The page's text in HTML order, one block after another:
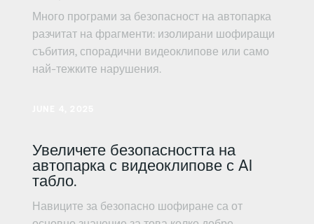
Много програми за безопасност на автопарка
разчитат на фрагменти: изолирани шофиращи
събития, спорадични видеоклипове или само
най-тежките нарушения.
Увеличете безопасността на
автопарка с видеоклипове с AI
табло.
Навиците за безопасно шофиране са от